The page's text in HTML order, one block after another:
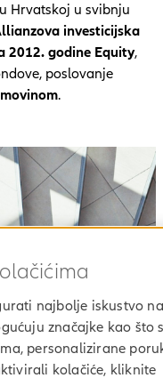
Hrvatskoj u svibnju
investicijska
2012. godine Equity,
poslovanje
.
najbolje iskustvo na
značajke kao što
personalizirane
kolačiće, kliknite